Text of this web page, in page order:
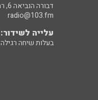
דבורה הנביאה 6, רמת השרון
radio@103.fm
עלייה לשידור: 0552-103-103
בעלות שיחה רגילה